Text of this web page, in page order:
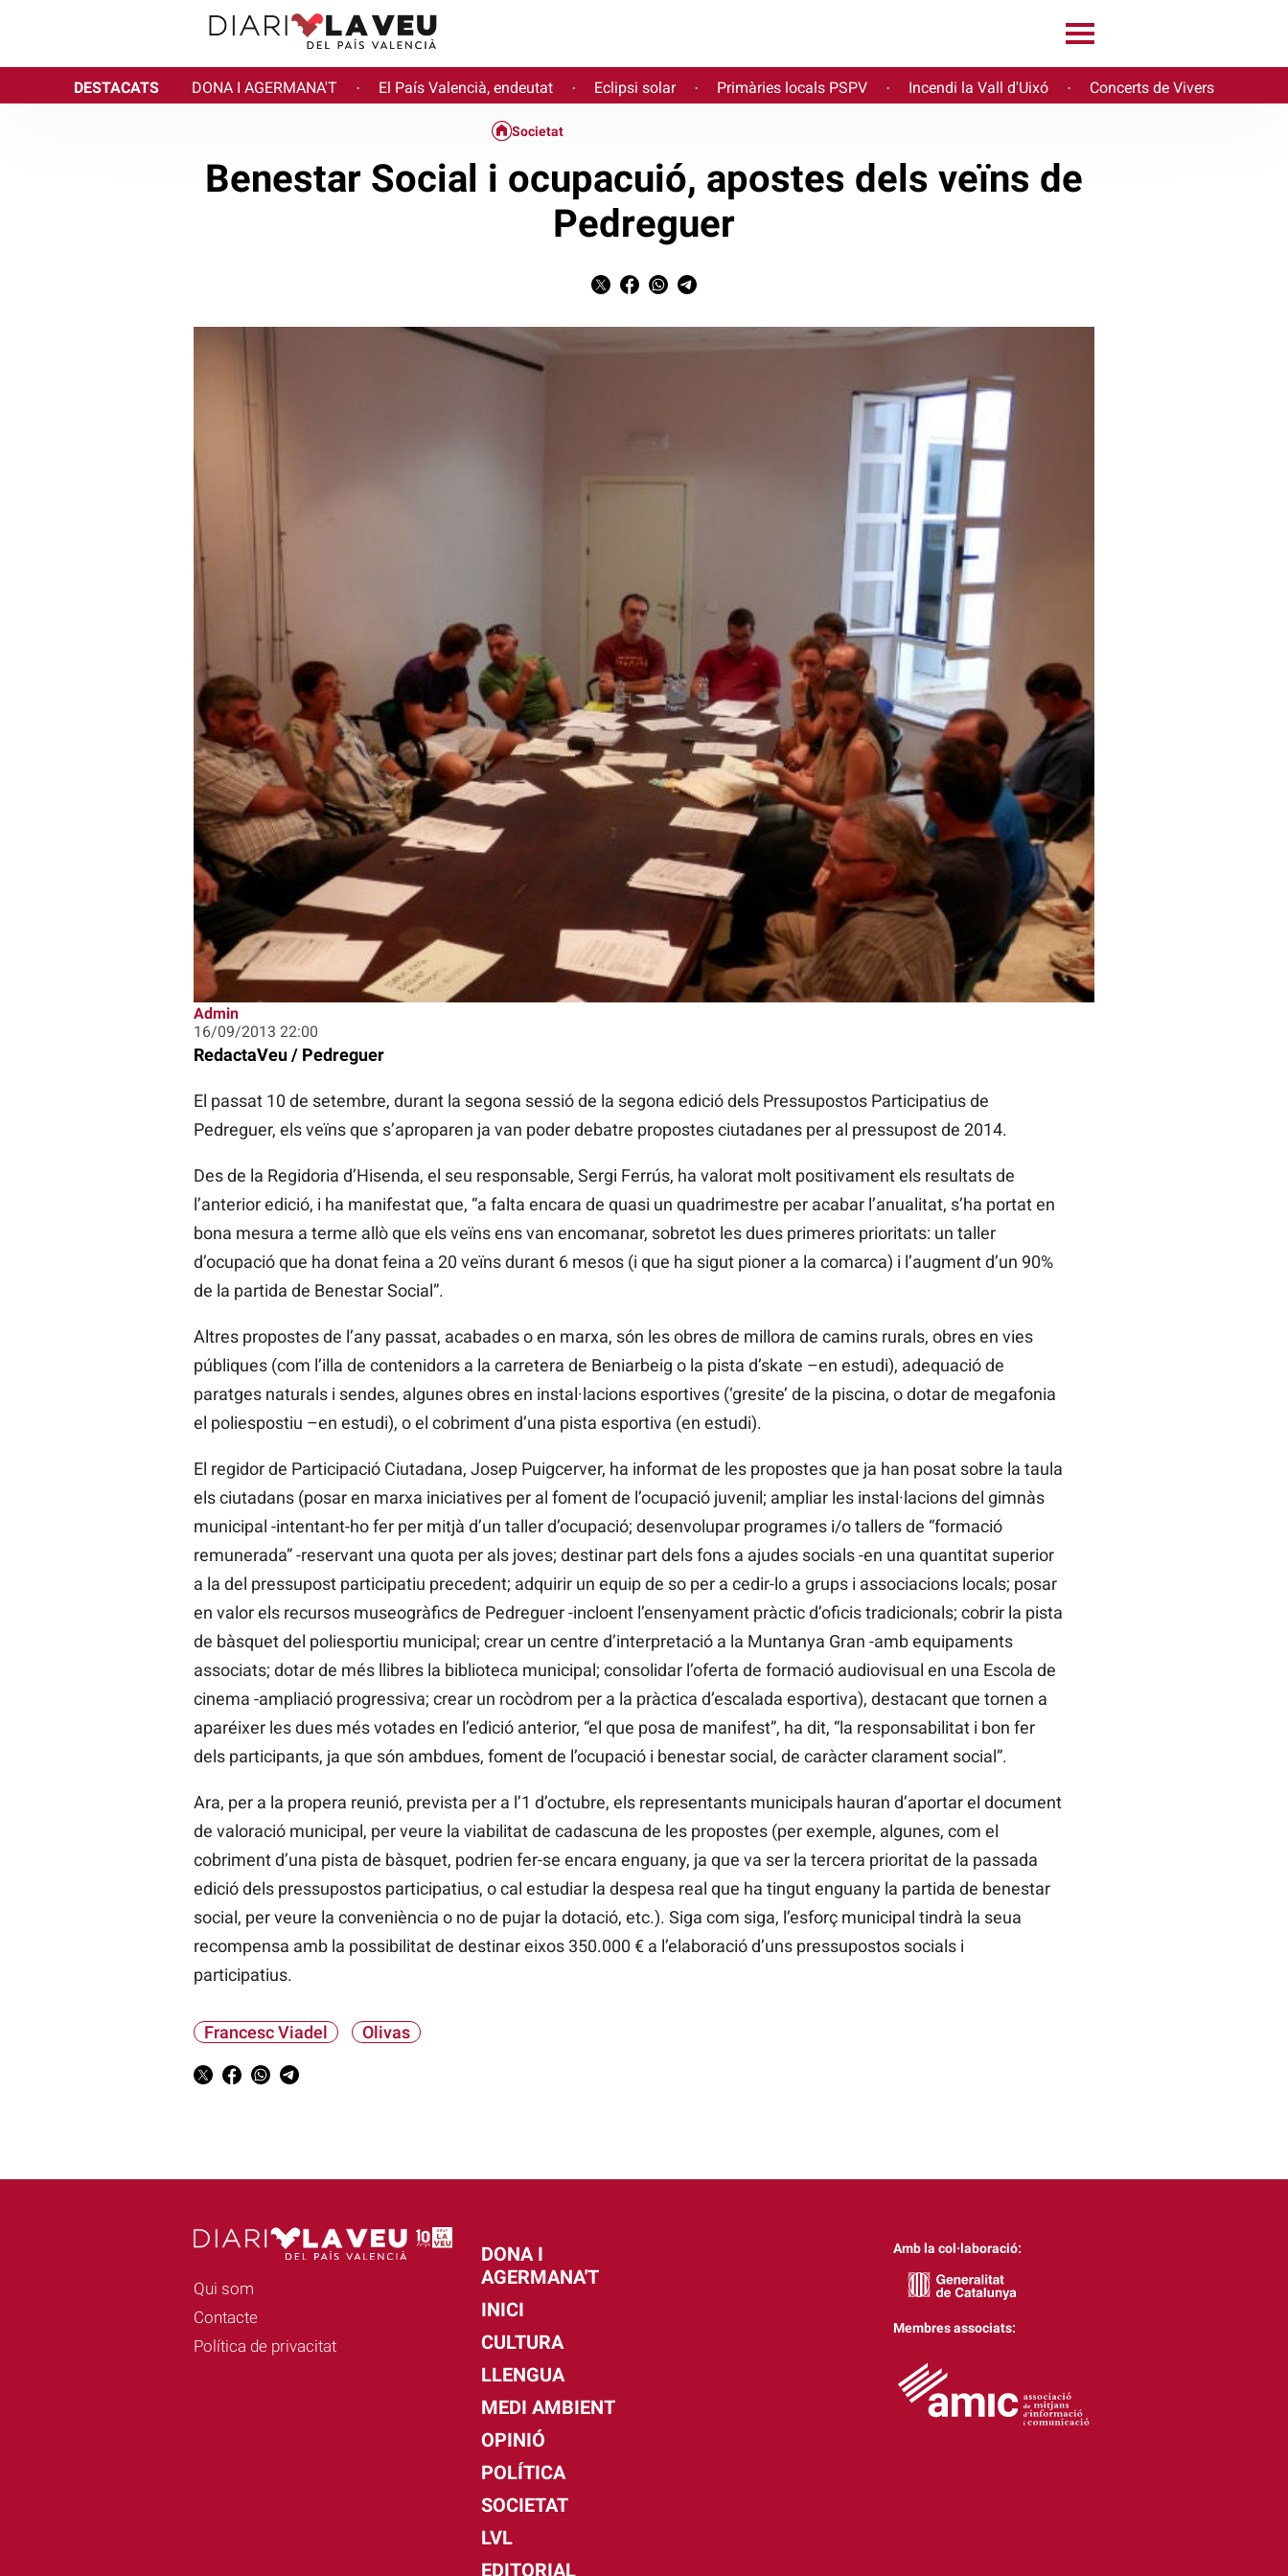
DESTACATS DONA I AGERMANA'T · El País Valencià, endeutat · Eclipsi solar · Primàries locals PSPV · Incendi la Vall d'Uixó · Concerts de Vivers
Societat
Benestar Social i ocupacuió, apostes dels veïns de
Pedreguer
Admin
16/09/2013 22:00
RedactaVeu / Pedreguer
El passat 10 de setembre, durant la segona sessió de la segona edició dels Pressupostos Participatius de
Pedreguer, els veïns que s’aproparen ja van poder debatre propostes ciutadanes per al pressupost de 2014.
Des de la Regidoria d’Hisenda, el seu responsable, Sergi Ferrús, ha valorat molt positivament els resultats de
l’anterior edició, i ha manifestat que, “a falta encara de quasi un quadrimestre per acabar l’anualitat, s’ha portat en
bona mesura a terme allò que els veïns ens van encomanar, sobretot les dues primeres prioritats: un taller
d’ocupació que ha donat feina a 20 veïns durant 6 mesos (i que ha sigut pioner a la comarca) i l’augment d’un 90%
de la partida de Benestar Social”.
Altres propostes de l’any passat, acabades o en marxa, són les obres de millora de camins rurals, obres en vies
públiques (com l’illa de contenidors a la carretera de Beniarbeig o la pista d’skate –en estudi), adequació de
paratges naturals i sendes, algunes obres en instal·lacions esportives (‘gresite’ de la piscina, o dotar de megafonia
el poliespostiu –en estudi), o el cobriment d’una pista esportiva (en estudi).
El regidor de Participació Ciutadana, Josep Puigcerver, ha informat de les propostes que ja han posat sobre la taula
els ciutadans (posar en marxa iniciatives per al foment de l’ocupació juvenil; ampliar les instal·lacions del gimnàs
municipal -intentant-ho fer per mitjà d’un taller d’ocupació; desenvolupar programes i/o tallers de “formació
remunerada” -reservant una quota per als joves; destinar part dels fons a ajudes socials -en una quantitat superior
a la del pressupost participatiu precedent; adquirir un equip de so per a cedir-lo a grups i associacions locals; posar
en valor els recursos museogràfics de Pedreguer -incloent l’ensenyament pràctic d’oficis tradicionals; cobrir la pista
de bàsquet del poliesportiu municipal; crear un centre d’interpretació a la Muntanya Gran -amb equipaments
associats; dotar de més llibres la biblioteca municipal; consolidar l’oferta de formació audiovisual en una Escola de
cinema -ampliació progressiva; crear un rocòdrom per a la pràctica d’escalada esportiva), destacant que tornen a
aparéixer les dues més votades en l’edició anterior, “el que posa de manifest”, ha dit, “la responsabilitat i bon fer
dels participants, ja que són ambdues, foment de l’ocupació i benestar social, de caràcter clarament social”.
Ara, per a la propera reunió, prevista per a l’1 d’octubre, els representants municipals hauran d’aportar el document
de valoració municipal, per veure la viabilitat de cadascuna de les propostes (per exemple, algunes, com el
cobriment d’una pista de bàsquet, podrien fer-se encara enguany, ja que va ser la tercera prioritat de la passada
edició dels pressupostos participatius, o cal estudiar la despesa real que ha tingut enguany la partida de benestar
social, per veure la conveniència o no de pujar la dotació, etc.). Siga com siga, l’esforç municipal tindrà la seua
recompensa amb la possibilitat de destinar eixos 350.000 € a l’elaboració d’uns pressupostos socials i
participatius.
Francesc Viadel Olivas
Qui som
Contacte
Política de privacitat
DONA I
AGERMANA'T
INICI
CULTURA
LLENGUA
MEDI AMBIENT
OPINIÓ
POLÍTICA
SOCIETAT
LVL
EDITORIAL
Amb la col·laboració:
Membres associats: